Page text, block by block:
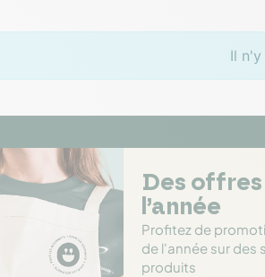
Il
Des
l’année
Profitez de
de l'année sur des
produits